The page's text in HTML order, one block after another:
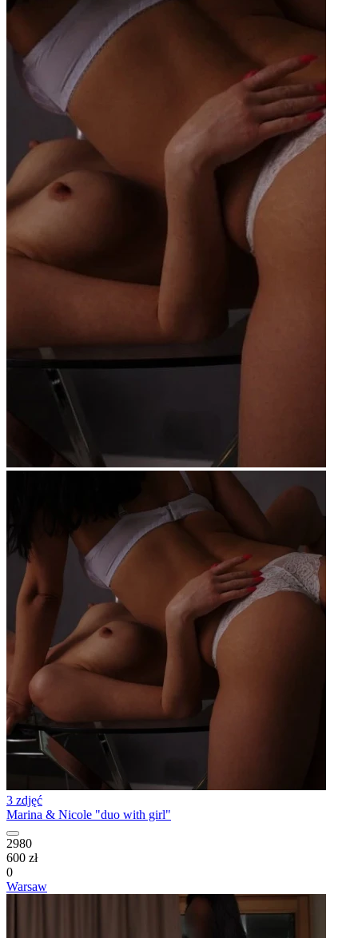
3 zdjęć
Marina & Nicole "duo with girl"
2980
600 zł
0
Warsaw